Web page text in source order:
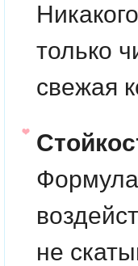
только
свежая
Формула
не